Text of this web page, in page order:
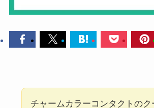
チャームカラーコンタクトのク